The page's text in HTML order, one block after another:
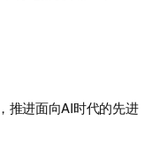
推进面向AI时代的先进